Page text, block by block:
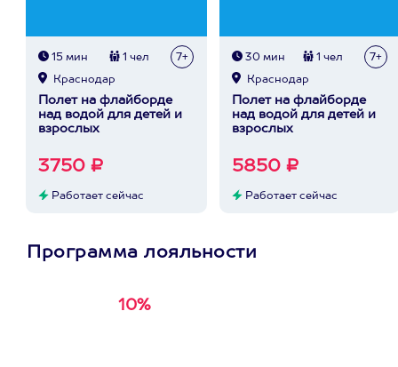
15 мин 1 чел 7+
Краснодар
Полет на флайборде
над водой для детей и
взрослых
3750 ₽
Работает сейчас
30 мин 1 чел 7+
Краснодар
Полет на флайборде
над водой для детей и
взрослых
5850 ₽
Работает сейчас
Программа лояльности
10%